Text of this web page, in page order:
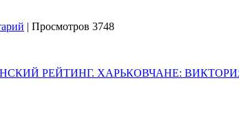
| Просмотров 3748
РЕЙТИНГ. ХАРЬКОВЧАНЕ: